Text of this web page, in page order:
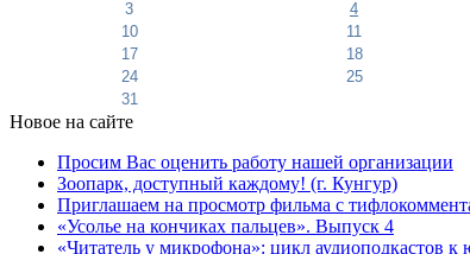
3
4
10
11
17
18
24
25
31
Новое на сайте
Просим Вас оценить работу нашей организации
Зоопарк, доступный каждому! (г. Кунгур)
Приглашаем на просмотр фильма с
«Усолье на кончиках пальцев». Выпуск 4
«Читатель у микрофона»: цикл аудиоподкастов